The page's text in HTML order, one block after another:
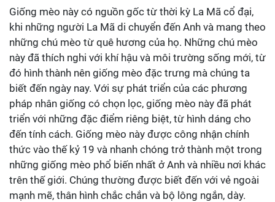
Giống mèo này có nguồn gốc từ thời kỳ La Mã cổ đại,
khi những người La Mã di chuyển đến Anh và mang theo
những chú mèo từ quê hương của họ. Những chú mèo
này đã thích nghi với khí hậu và môi trường sống mới, từ
đó hình thành nên giống mèo đặc trưng mà chúng ta
biết đến ngày nay. Với sự phát triển của các phương
pháp nhân giống có chọn lọc, giống mèo này đã phát
triển với những đặc điểm riêng biệt, từ hình dáng cho
đến tính cách. Giống mèo này được công nhận chính
thức vào thế kỷ 19 và nhanh chóng trở thành một trong
những giống mèo phổ biến nhất ở Anh và nhiều nơi khác
trên thế giới. Chúng thường được biết đến với vẻ ngoài
mạnh mẽ, thân hình chắc chắn và bộ lông ngắn, dày.